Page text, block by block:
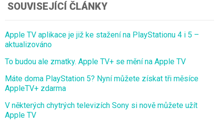
SOUVISEJÍCÍ ČLÁNKY
Apple TV aplikace je již ke stažení na PlayStationu 4 i 5 –
aktualizováno
To budou ale zmatky. Apple TV+ se mění na Apple TV
Máte doma PlayStation 5? Nyní můžete získat tři měsíce
AppleTV+ zdarma
V některých chytrých televizích Sony si nově můžete užít
Apple TV